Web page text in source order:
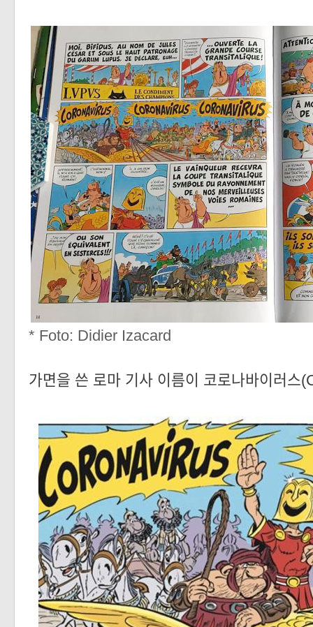
* Foto: Didier Izacard
가면을 쓴 로마 기사 이름이 코로나바이러